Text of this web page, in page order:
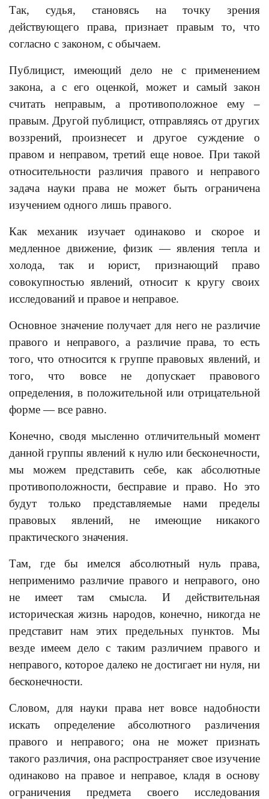
Так, судья, становясь на точку зрения
действующего права, признает правым то, что
согласно с законом, с обычаем.
Публицист, имеющий дело не с применением
закона, а с его оценкой, может и самый закон
считать неправым, а противоположное ему –
правым. Другой публицист, отправляясь от других
воззрений, произнесет и другое суждение о
правом и неправом, третий еще новое. При такой
относительности различия правого и неправого
задача науки права не может быть ограничена
изучением одного лишь правого.
Как механик изучает одинаково и скорое и
медленное движение, физик — явления тепла и
холода, так и юрист, признающий право
совокупностью явлений, относит к кругу своих
исследований и правое и неправое.
Основное значение получает для него не различие
правого и неправого, а различие права, то есть
того, что относится к группе правовых явлений, и
того, что вовсе не допускает правового
определения, в положительной или отрицательной
форме — все равно.
Конечно, сводя мысленно отличительный момент
данной группы явлений к нулю или бесконечности,
мы можем представить себе, как абсолютные
противоположности, бесправие и право. Но это
будут только представляемые нами пределы
правовых явлений, не имеющие никакого
практического значения.
Там, где бы имелся абсолютный нуль права,
неприменимо различие правого и неправого, оно
не имеет там смысла. И действительная
историческая жизнь народов, конечно, никогда не
представит нам этих предельных пунктов. Мы
везде имеем дело с таким различием правого и
неправого, которое далеко не достигает ни нуля, ни
бесконечности.
Словом, для науки права нет вовсе надобности
искать определение абсолютного различения
правого и неправого; она не может признать
такого различия, она распространяет свое изучение
одинаково на правое и неправое, кладя в основу
ограничения предмета своего исследования